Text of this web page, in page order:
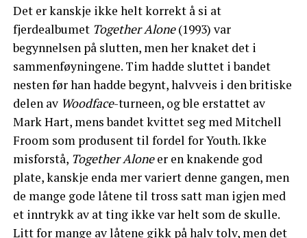
Det er kanskje ikke helt korrekt å si at
fjerdealbumet Together Alone(1993) var
begynnelsen på slutten, men her knaket det i
sammenføyningene. Tim hadde sluttet i bandet
nesten før han hadde begynt, halvveis i den britiske
delen av Woodface-turneen, og ble erstattet av
Mark Hart, mens bandet kvittet seg med Mitchell
Froom som produsent til fordel for Youth. Ikke
misforstå, Together Aloneer en knakende god
plate, kanskje enda mer variert denne gangen, men
de mange gode låtene til tross satt man igjen med
et inntrykk av at ting ikke var helt som de skulle.
Litt for mange av låtene gikk på halv tolv, men det